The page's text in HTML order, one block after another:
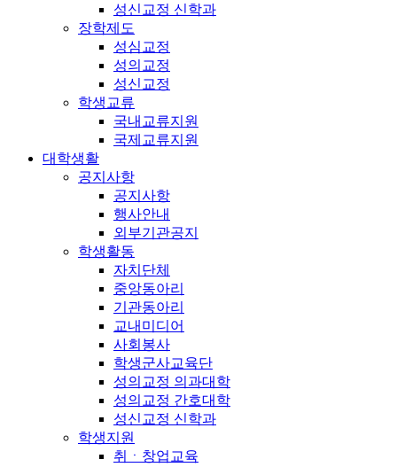
성신교정 신학과
장학제도
성심교정
성의교정
성신교정
학생교류
국내교류지원
국제교류지원
대학생활
공지사항
공지사항
행사안내
외부기관공지
학생활동
자치단체
중앙동아리
기관동아리
교내미디어
사회봉사
학생군사교육단
성의교정 의과대학
성의교정 간호대학
성신교정 신학과
학생지원
취ㆍ창업교육